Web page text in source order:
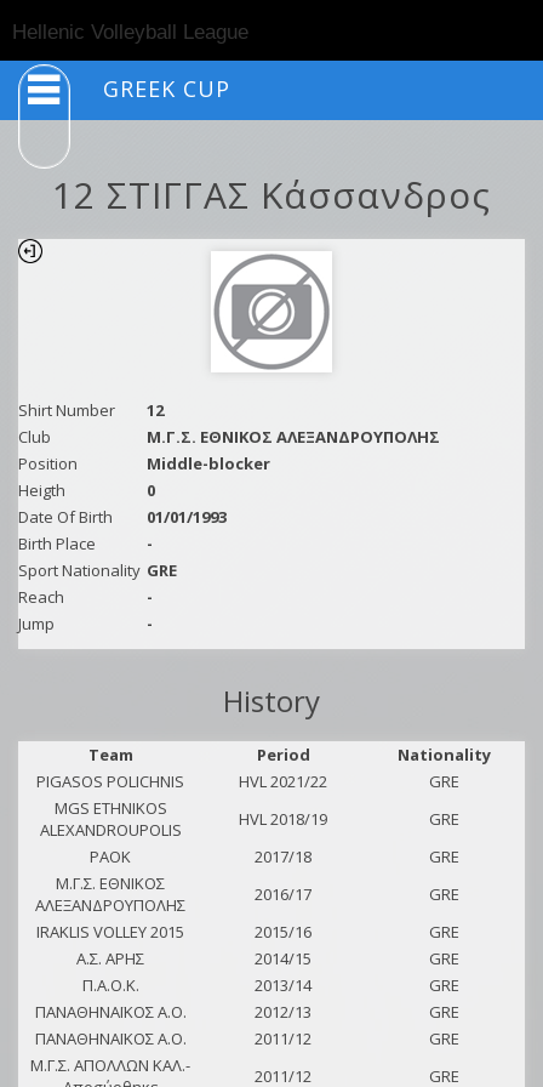
Hellenic Volleyball League
GREEK CUP
12 ΣΤΙΓΓΑΣ Κάσσανδρος
Shirt Number
12
Club
M.Γ.Σ. ΕΘΝΙΚΟΣ ΑΛΕΞΑΝΔΡΟΥΠΟΛΗΣ
Position
Middle-blocker
Heigth
0
Date Of Birth
01/01/1993
Birth Place
-
Sport Nationality GRE
Reach
-
Jump
-
History
Team Period
Nationality
PIGASOS POLICHNIS
HVL 2021/22
GRE
MGS ETHNIKOS
ALEXANDROUPOLIS
HVL 2018/19
GRE
PAOK
2017/18
GRE
M.Γ.Σ. ΕΘΝΙΚΟΣ
ΑΛΕΞΑΝΔΡΟΥΠΟΛΗΣ
2016/17
GRE
IRAKLIS VOLLEY 2015
2015/16
GRE
Α.Σ. ΑΡΗΣ
2014/15
GRE
Π.Α.Ο.Κ.
2013/14
GRE
ΠΑΝΑΘΗΝΑΪΚΟΣ Α.Ο.
2012/13
GRE
ΠΑΝΑΘΗΝΑΪΚΟΣ Α.Ο.
2011/12
GRE
Μ.Γ.Σ. ΑΠΟΛΛΩΝ ΚΑΛ.-
2011/12 GRE